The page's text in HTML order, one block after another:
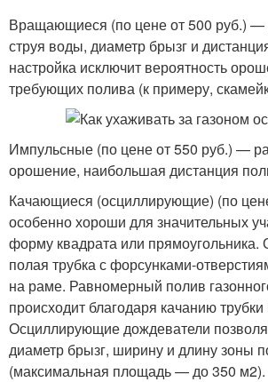
Вращающиеся (по цене от 500 руб.) —
струя воды, диаметр брызг и
настройка исключит вероятность
требующих полива (к примеру,
Импульсные (по цене от 550 руб.) —
орошение, наибольшая дистанция
Качающиеся (осциллирующие) (по
особенно хороши для значительных
форму квадрата или прямоугольника.
полая трубка с форсунками-
на раме. Равномерный полив
происходит благодаря качанию
Осциллирующие дождеватели
диаметр брызг, ширину и длину зоны
(максимальная площадь — до 350 м2).